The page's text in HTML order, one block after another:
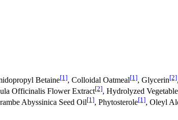
Betaine[1], Colloidal Oatmeal[1], Glycerin[2]
Officinalis Flower Extract[2], Hydrolyzed
Abyssinica Seed Oil[1], Phytosterole[1], Oleyl